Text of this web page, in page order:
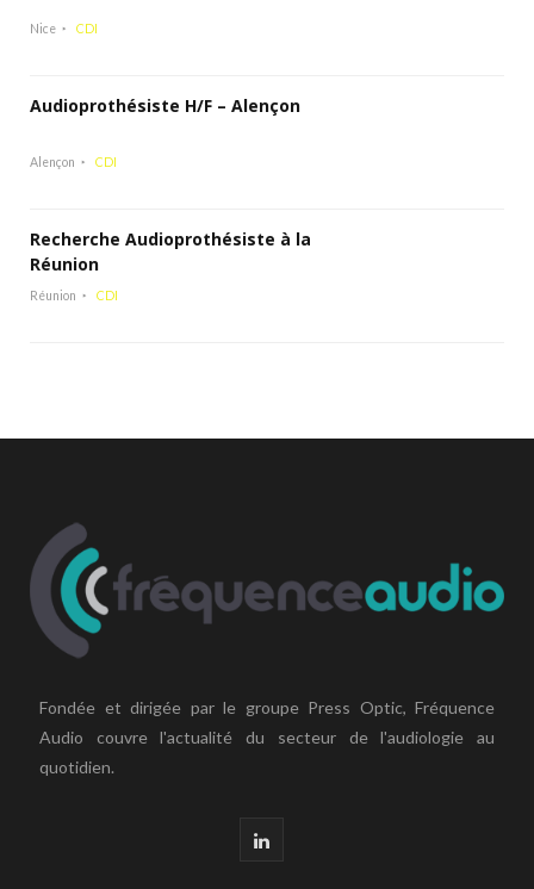
Nice CDI
Audioprothésiste H/F – Alençon
Alençon CDI
Recherche Audioprothésiste à la
Réunion
Réunion CDI
Fondée et dirigée par le groupe Press Optic, Fréquence
Audio couvre l'actualité du secteur de l'audiologie au
quotidien.
L